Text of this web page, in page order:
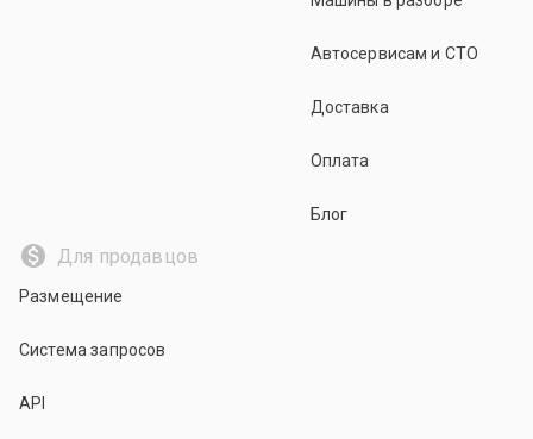
Автосервисам и СТО
Доставка
Оплата
Блог
Для продавцов
Размещение
Система запросов
API